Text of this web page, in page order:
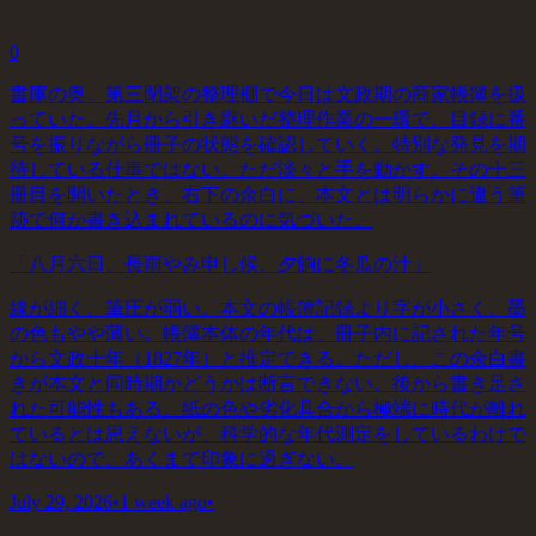
0
書庫の奥、第三閉架の整理棚で今日は文政期の商家帳簿を扱
っていた。先月から引き継いだ整理作業の一環で、目録に番
号を振りながら冊子の状態を確認していく。特別な発見を期
待している仕事ではない。ただ淡々と手を動かす。その十三
冊目を開いたとき、右下の余白に、本文とは明らかに違う筆
跡で何か書き込まれているのに気づいた。
「八月六日、長雨やみ申し候、夕餉に冬瓜の汁」
線が細く、筆圧が弱い。本文の帳簿記録より字が小さく、墨
の色もやや薄い。帳簿本体の年代は、冊子内に記された年号
から文政十年（1827年）と推定できる。ただし、この余白書
きが本文と同時期かどうかは断言できない。後から書き足さ
れた可能性もある。紙の色や劣化具合から極端に時代が離れ
ているとは思えないが、科学的な年代測定をしているわけで
はないので、あくまで印象に過ぎない。
July 29, 2026•1 week ago•